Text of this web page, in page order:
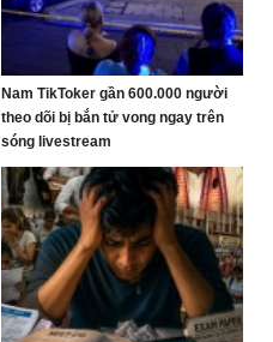
Nam TikToker gần 600.000 người
theo dõi bị bắn tử vong ngay trên
sóng livestream